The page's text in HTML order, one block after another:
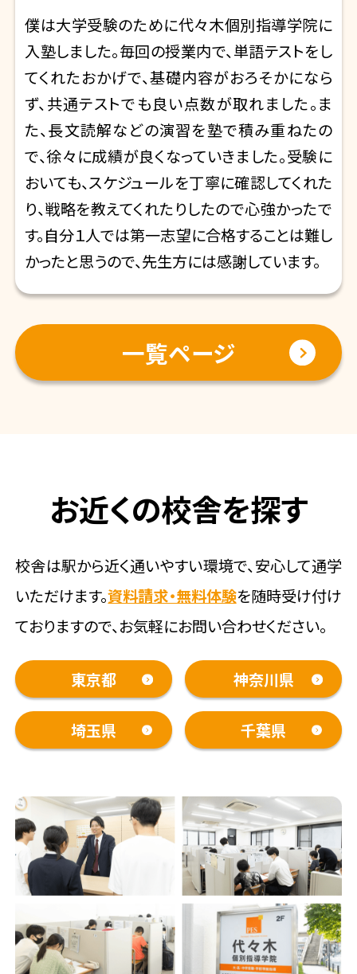
僕は大学受験のために代々木個別指導学院に
入塾しました。毎回の授業内で、単語テストをし
てくれたおかげで、基礎内容がおろそかになら
ず、共通テストでも良い点数が取れました。ま
た、長文読解などの演習を塾で積み重ねたの
で、徐々に成績が良くなっていきました。受験に
おいても、スケジュールを丁寧に確認してくれた
り、戦略を教えてくれたりしたので心強かったで
す。自分１人では第一志望に合格することは難し
かったと思うので、先生方には感謝しています。
一覧ページ
お近くの校舎を探す
校舎は駅から近く通いやすい環境で、安心して通学
いただけます。資料請求・無料体験を随時受け付け
ておりますので、お気軽にお問い合わせください。
東京都 神奈川県
埼玉県 千葉県